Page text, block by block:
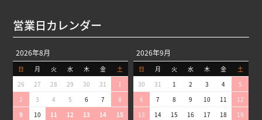
営業日カレンダー
2026年8月
日 月 火 水 木 金
土
26
27 28 29 30 31
1
2
3 4 5 6 7
8
9
10 11 12 13 14
15
2026年9月
日 月 火 水 木 金
土
30
31 1 2 3 4
5
6
7 8 9 10 11
12
13
14 15 16 17 18
19